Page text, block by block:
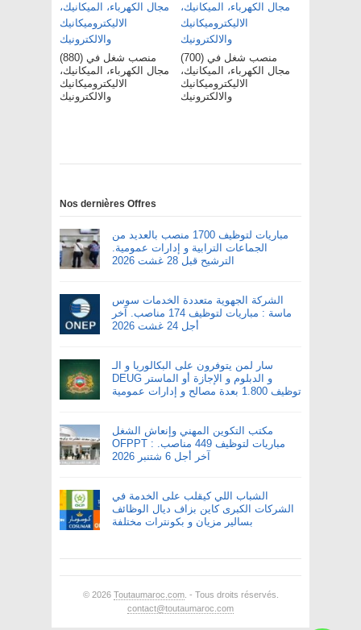
(880) منصب شغل في
مجال الكهرباء، الميكانيك،
الاليكتروميكانيك
والالكترونيك
(700) منصب شغل في
مجال الكهرباء، الميكانيك،
الاليكتروميكانيك
والالكترونيك
Nos dernières Offres
مباريات لتوظيف 1700 منصب بالعديد من
الجماعات الترابية و إدارات عمومية.
الترشيح قبل 28 غشت 2026
الشركة الجهوية متعددة الخدمات سوس
ماسة : مباريات لتوظيف 174 مناصب. آخر
أجل 24 غشت 2026
سار لمن يتوفرون على البكالوريا و الـ
DEUG و الدبلوم و الإجازة أو الماستر
توظيف 1.800 بعدة مصالح و إدارات عمومية
مكتب التكوين المهني وإنعاش الشغل
OFPPT : مباريات لتوظيف 449 مناصب.
آخر أجل 6 شتنبر 2026
الشباب اللي كيقلب على الخدمة في
الشركات الكبرى كاين بزاف ديال الوظائف
بسالير مزيان و بكونترات مختلفة
© 2026 Toutaumaroc.com. - Tous droits réservés.
contact@toutaumaroc.com